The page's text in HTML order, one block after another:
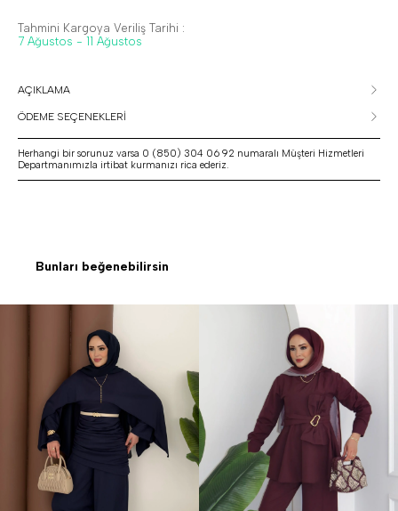
Tahmini Kargoya Veriliş Tarihi :
7 Ağustos - 11 Ağustos
AÇIKLAMA
ÖDEME SEÇENEKLERİ
Herhangi bir sorunuz varsa 0 (850) 304 06 92 numaralı Müşteri Hizmetleri
Departmanımızla irtibat kurmanızı rica ederiz.
Bunları beğenebilirsin